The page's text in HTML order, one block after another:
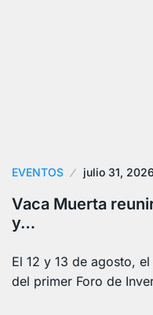
EVENTOS julio 31, 2026
Vaca Muerta
y…
El 12 y 13 de agosto,
del primer Foro de